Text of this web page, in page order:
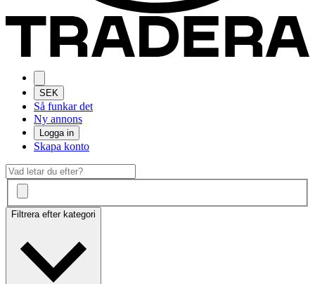
SEK
Så funkar det
Ny annons
Logga in
Skapa konto
Filtrera efter kategori